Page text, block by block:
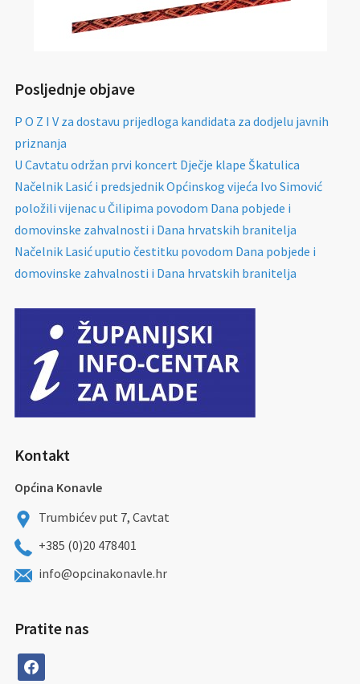
Posljednje objave
P O Z I V za dostavu prijedloga kandidata za dodjelu javnih
priznanja
U Cavtatu održan prvi koncert Dječje klape Škatulica
Načelnik Lasić i predsjednik Općinskog vijeća Ivo Simović
položili vijenac u Čilipima povodom Dana pobjede i
domovinske zahvalnosti i Dana hrvatskih branitelja
Načelnik Lasić uputio čestitku povodom Dana pobjede i
domovinske zahvalnosti i Dana hrvatskih branitelja
Kontakt
Općina Konavle
Trumbićev put 7, Cavtat
+385 (0)20 478401
info@opcinakonavle.hr
Pratite nas
facebook